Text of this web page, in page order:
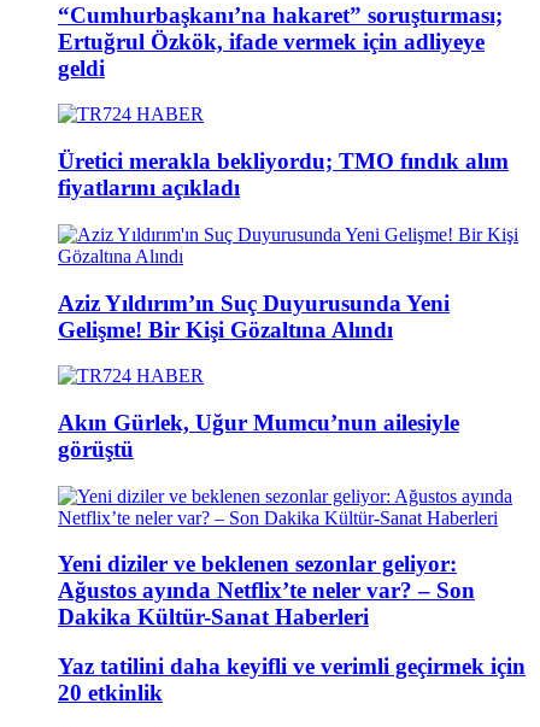
“Cumhurbaşkanı’na hakaret” soruşturması;
Ertuğrul Özkök, ifade vermek için adliyeye
geldi
Üretici merakla bekliyordu; TMO fındık alım
fiyatlarını açıkladı
Aziz Yıldırım’ın Suç Duyurusunda Yeni
Gelişme! Bir Kişi Gözaltına Alındı
Akın Gürlek, Uğur Mumcu’nun ailesiyle
görüştü
Yeni diziler ve beklenen sezonlar geliyor:
Ağustos ayında Netflix’te neler var? – Son
Dakika Kültür-Sanat Haberleri
Yaz tatilini daha keyifli ve verimli geçirmek için
20 etkinlik